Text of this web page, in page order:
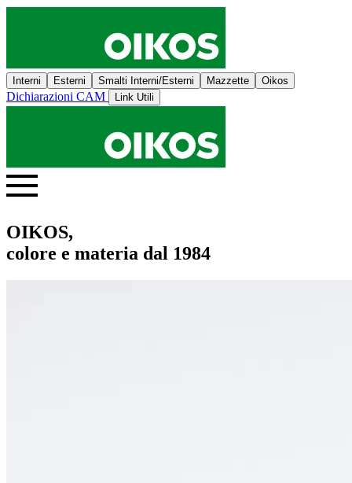
Interni Esterni Smalti Interni/Esterni Mazzette Oikos
Dichiarazioni CAM Link Utili
OIKOS,
colore e materia dal 1984